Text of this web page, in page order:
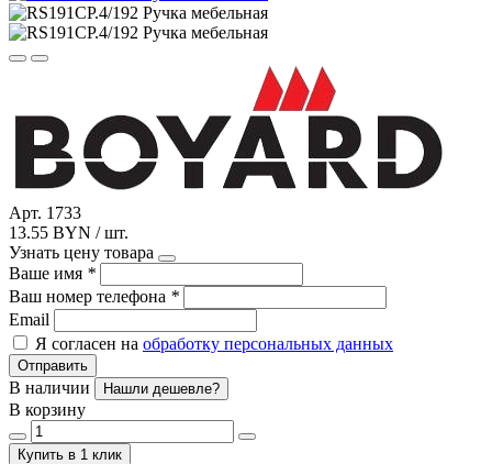
Арт. 1733
13.55 BYN / шт.
Узнать цену товара
Ваше имя *
Ваш номер телефона *
Email
Я согласен на обработку персональных данных
Отправить
В наличии Нашли дешевле?
В корзину
Купить в 1 клик